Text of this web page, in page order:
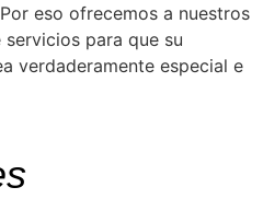
eso ofrecemos a nuestros
para que su
verdaderamente especial e